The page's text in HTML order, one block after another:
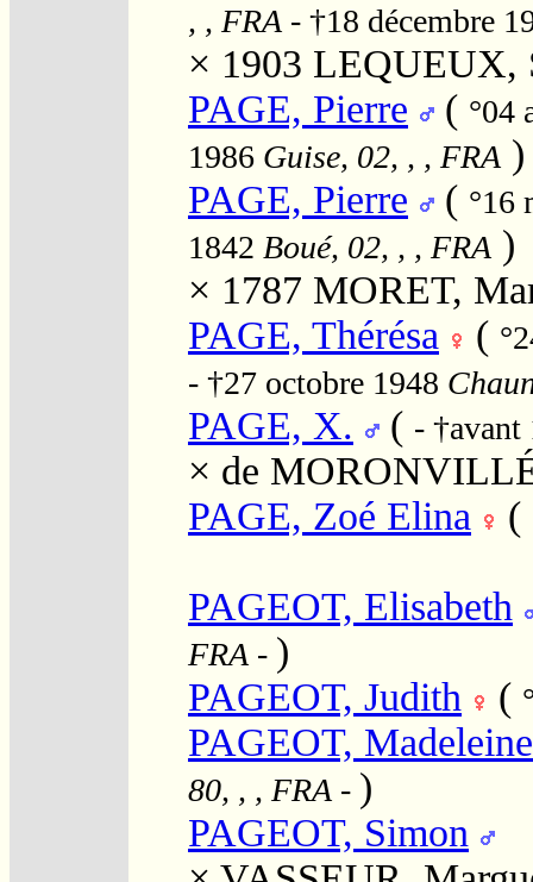
, , FRA - †18 décembre
× 1903 LEQUEUX,
PAGE, Pierre
( °04
1986 Guise, 02, , , FRA )
PAGE, Pierre
( °16
1842 Boué, 02, , , FRA )
× 1787 MORET,
PAGE, Thérésa
(
- †27 octobre 1948
PAGE, X. ( - †avant
× de
PAGE, Zoé Elina
(
PAGEOT, Elisabeth
FRA - )
PAGEOT, Judith
(
PAGEOT, Madeleine
80, , , FRA - )
PAGEOT, Simon